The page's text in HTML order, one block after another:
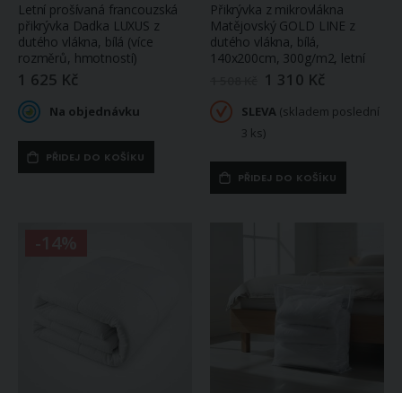
Letní prošívaná francouzská
přikrývka Dadka LUXUS z
dutého vlákna, bílá (více
rozměrů, hmotností)
1 625 Kč
Na objednávku
PŘIDEJ DO KOŠÍKU
Přikrývka z mikrovlákna
Matějovský GOLD LINE z
dutého vlákna, bílá,
140x200cm, 300g/m2, letní
Zlevněná
cena
1 310 Kč
SLEVA (skladem poslední
3 ks)
PŘIDEJ DO KOŠÍKU